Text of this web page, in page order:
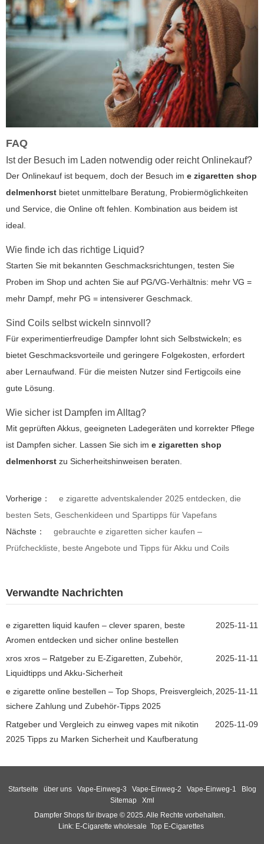
FAQ
Ist der Besuch im Laden notwendig oder reicht Onlinekauf?
Der Onlinekauf ist bequem, doch der Besuch im e zigaretten shop
delmenhorst bietet unmittelbare Beratung, Probiermöglichkeiten
und Service, die Online oft fehlen. Kombination aus beidem ist
ideal.
Wie finde ich das richtige Liquid?
Starten Sie mit bekannten Geschmacksrichtungen, testen Sie
Proben im Shop und achten Sie auf PG/VG-Verhältnis: mehr VG =
mehr Dampf, mehr PG = intensiverer Geschmack.
Sind Coils selbst wickeln sinnvoll?
Für experimentierfreudige Dampfer lohnt sich Selbstwickeln; es
bietet Geschmacksvorteile und geringere Folgekosten, erfordert
aber Lernaufwand. Für die meisten Nutzer sind Fertigcoils eine
gute Lösung.
Wie sicher ist Dampfen im Alltag?
Mit geprüften Akkus, geeigneten Ladegeräten und korrekter Pflege
ist Dampfen sicher. Lassen Sie sich im e zigaretten shop
delmenhorst zu Sicherheitshinweisen beraten.
Vorherige：
e zigarette adventskalender 2025 entdecken, die
besten Sets, Geschenkideen und Spartipps für Vapefans
Nächste：
gebrauchte e zigaretten sicher kaufen –
Prüfcheckliste, beste Angebote und Tipps für Akku und Coils
Verwandte Nachrichten
2025-11-11
e zigaretten liquid kaufen – clever sparen, beste
Aromen entdecken und sicher online bestellen
2025-11-11
xros xros – Ratgeber zu E-Zigaretten, Zubehör,
Liquidtipps und Akku-Sicherheit
2025-11-11
e zigarette online bestellen – Top Shops, Preisvergleich,
sichere Zahlung und Zubehör-Tipps 2025
2025-11-09
Ratgeber und Vergleich zu einweg vapes mit nikotin
2025 Tipps zu Marken Sicherheit und Kaufberatung
Startseite über uns Vape-Einweg-3 Vape-Einweg-2 Vape-Einweg-1
Blog
Sitemap
Xml
Dampfer Shops für ibvape © 2025. Alle Rechte vorbehalten.
Link: E-Cigarette wholesale Top E-Cigarettes